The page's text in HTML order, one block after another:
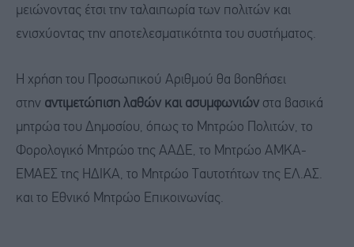
μειώνοντας έτσι την ταλαιπωρία των πολιτών και
ενισχύοντας την αποτελεσματικότητα του συστήματος.
Η χρήση του Προσωπικού Αριθμού θα βοηθήσει
στην αντιμετώπιση λαθών και ασυμφωνιών στα βασικά
μητρώα του Δημοσίου, όπως το Μητρώο Πολιτών, το
Φορολογικό Μητρώο της ΑΑΔΕ, το Μητρώο ΑΜΚΑ-
ΕΜΑΕΣ της ΗΔΙΚΑ, το Μητρώο Ταυτοτήτων της ΕΛ.ΑΣ.
και το Εθνικό Μητρώο Επικοινωνίας.